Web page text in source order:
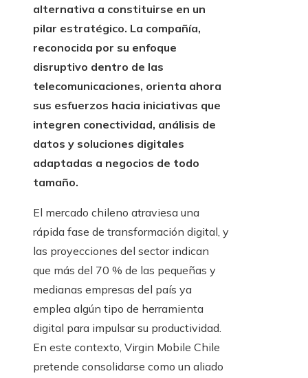
alternativa a constituirse en un
pilar estratégico. La compañía,
reconocida por su enfoque
disruptivo dentro de las
telecomunicaciones, orienta ahora
sus esfuerzos hacia iniciativas que
integren conectividad, análisis de
datos y soluciones digitales
adaptadas a negocios de todo
tamaño.
El mercado chileno atraviesa una
rápida fase de transformación digital, y
las proyecciones del sector indican
que más del 70 % de las pequeñas y
medianas empresas del país ya
emplea algún tipo de herramienta
digital para impulsar su productividad.
En este contexto, Virgin Mobile Chile
pretende consolidarse como un aliado